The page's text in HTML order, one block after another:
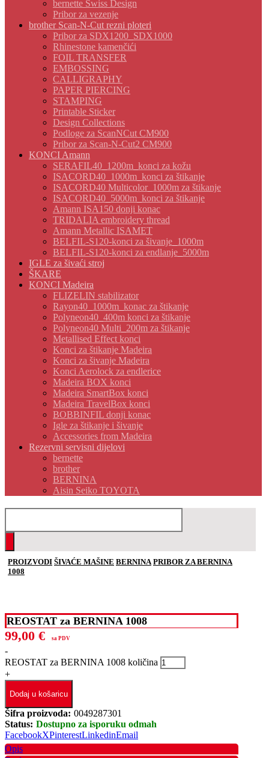
bernette Swiss Design
Pribor za vezenje
brother Scan-N-Cut rezni ploteri
Pribor za SDX1200_SDX1000
Rhinestone kamenčići
FOIL TRANSFER
EMBOSSING
CALLIGRAPHY
PAPER PIERCING
STAMPING
Printable Sticker
Design Collections
Podloge za ScanNCut CM900
Pribor za Scan-N-Cut2 CM900
KONCI Amann
SERAFIL40_1200m_konci za kožu
ISACORD40_1000m_konci za štikanje
ISACORD40 Multicolor_1000m za štikanje
ISACORD40_5000m_konci za štikanje
Amann ISA150 donji konac
TRIDALIA embroidery thread
Amann Metallic ISAMET
BELFIL-S120-konci za šivanje_1000m
BELFIL-S120-konci za endlanje_5000m
IGLE za šivaći stroj
ŠKARE
KONCI Madeira
FLIZELIN stabilizator
Rayon40_1000m_konac za štikanje
Polyneon40_400m konci za štikanje
Polyneon40 Multi_200m za štikanje
Metallised Effect konci
Konci za štikanje Madeira
Konci za šivanje Madeira
Konci Aerolock za endlerice
Madeira BOX konci
Madeira SmartBox konci
Madeira TravelBox konci
BOBBINFIL donji konac
Igle za štikanje i šivanje
Accessories from Madeira
Rezervni servisni dijelovi
bernette
brother
BERNINA
Aisin Seiko TOYOTA
PROIZVODI ŠIVAĆE MAŠINE BERNINA PRIBOR ZA BERNINA
1008
REOSTAT za BERNINA 1008
99,00 € sa PDV
-
REOSTAT za BERNINA 1008 količina
+
Dodaj u košaricu
Šifra proizvoda: 0049287301
Status: Dostupno za isporuku odmah
FacebookXPinterestLinkedinEmail
Opis